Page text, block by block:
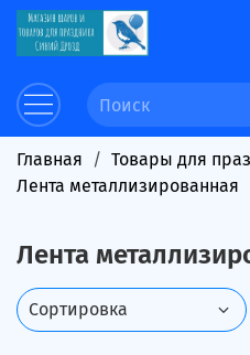
Главная Товары для
Лента металлизированная
Лента